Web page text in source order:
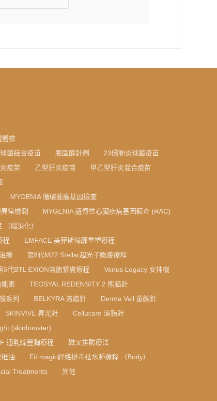
體檢
菌結合疫苗 膽固醇針劑
23價肺炎球菌疫苗
疫苗 乙型肝炎疫苗
甲乙型肝炎混合疫苗
MYGENIA 循環腫瘤基因檢查
常檢測
MYGENIA 遺傳性心臟疾病基因篩查 (RAC)
（腦退化）
程
EMFACE 美菲斯輪廓重塑療程
療
第8代M22 Stellar超光子嫩膚療程
5代BTL EXION溶脂緊膚療程
Venus Legacy 女神機
素
TEOSYAL REDENSITY 2 熊貓針
系列 BELKYRA 溶脂針
Derma Veil 童顏針
SKINVIVE 昇光針
Cellucare 溶脂針
(skinbooster)
通乳線豐胸療程
磁叉排酸療法
油
Fit magic經絡排毒袪水腫療程 （Body）
Treatments
其他